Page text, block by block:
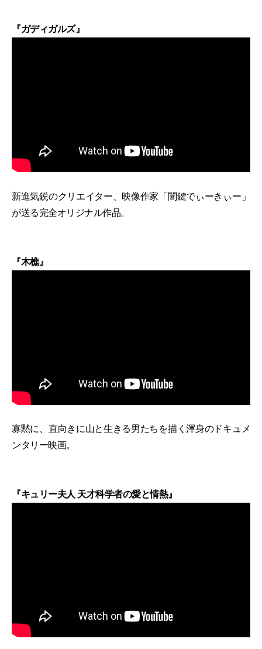
『ガディガルズ』
新進気鋭のクリエイター、映像作家「闇鍵でぃーきぃー」
が送る完全オリジナル作品。
『木樵』
寡黙に、直向きに山と生きる男たちを描く渾身のドキュメ
ンタリー映画。
『キュリー夫人 天才科学者の愛と情熱』